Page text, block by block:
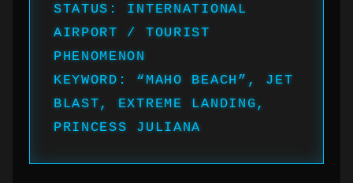
STATUS: INTERNATIONAL
AIRPORT / TOURIST
PHENOMENON
KEYWORD: “MAHO BEACH”, JET
BLAST, EXTREME LANDING,
PRINCESS JULIANA